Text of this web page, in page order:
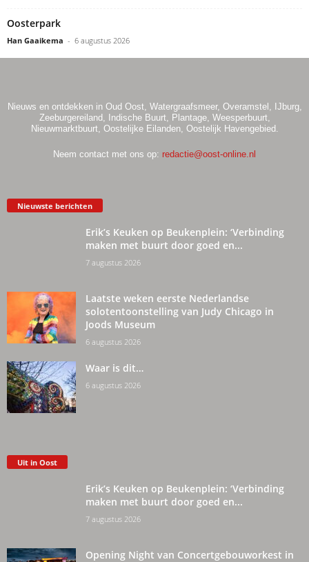
Oosterpark
Han Gaaikema - 6 augustus 2026
Nieuws en ontdekken in Oud Oost, Watergraafsmeer, Overamstel, IJburg,
Zeeburgereiland, Indische Buurt, Plantage, Weesperbuurt,
Nieuwmarktbuurt, Oostelijke Eilanden, Oostelijk Havengebied.
Neem contact met ons op: redactie@oost-online.nl
Nieuwste berichten
Erik’s Keuken op Beukenplein: ‘Verbinding
maken met buurt door goed en...
7 augustus 2026
Laatste weken eerste Nederlandse
solotentoonstelling van Judy Chicago in
Joods Museum
6 augustus 2026
Waar is dit…
6 augustus 2026
Uit in Oost
Erik’s Keuken op Beukenplein: ‘Verbinding
maken met buurt door goed en...
7 augustus 2026
Opening Night van Concertgebouworkest in